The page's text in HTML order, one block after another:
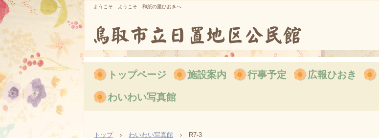
ようこそ ようこそ 和紙の里ひおきへ
トップページ 施設案内 行事予定 広報ひおき
わいわい写真館
トップ › わいわい写真館 › R7-3